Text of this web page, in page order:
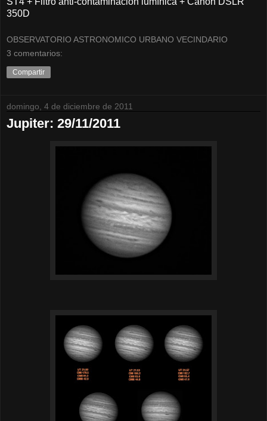
350D
OBSERVATORIO ASTRONOMICO URBANO VECINDARIO
3 comentarios:
Compartir
domingo, 4 de diciembre de 2011
Jupiter: 29/11/2011